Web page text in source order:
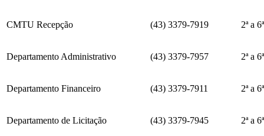
CMTU Recepção (43) 3379-7919 2ª a
Departamento Administrativo (43) 3379-7957 2ª a
Departamento Financeiro (43) 3379-7911 2ª a
Departamento de Licitação (43) 3379-7945 2ª a